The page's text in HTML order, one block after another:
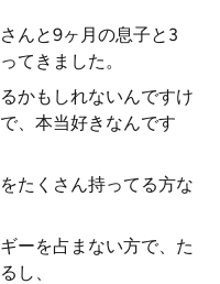
んと9ヶ月の息子と3
てきました。
かもしれないんですけ
、本当好きなんです
たくさん持ってる方な
ーを占まない方で、た
し、